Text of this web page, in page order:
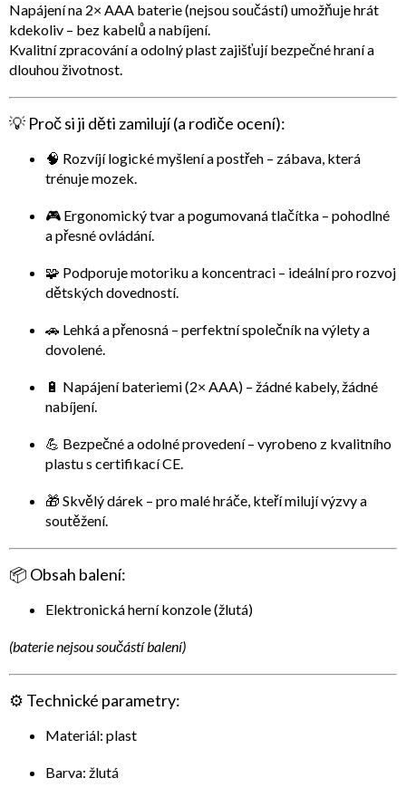
Napájení na 2× AAA baterie (nejsou součástí)umožňuje hrát
kdekoliv – bez kabelů a nabíjení.
Kvalitní zpracování a odolný plast zajišťují bezpečné hraní a
dlouhou životnost.
💡 Proč si ji děti zamilují (a rodiče ocení):
🧠 Rozvíjí logické myšlení a postřeh – zábava, která
trénuje mozek.
🎮 Ergonomický tvar a pogumovaná tlačítka – pohodlné
a přesné ovládání.
🧩 Podporuje motoriku a koncentraci – ideální pro rozvoj
dětských dovedností.
🚗 Lehká a přenosná – perfektní společník na výlety a
dovolené.
🔋 Napájení bateriemi (2× AAA) – žádné kabely, žádné
nabíjení.
💪 Bezpečné a odolné provedení– vyrobeno z kvalitního
plastu s certifikací CE.
🎁 Skvělý dárek – pro malé hráče, kteří milují výzvy a
soutěžení.
📦 Obsah balení:
Elektronická herní konzole (žlutá)
(baterie nejsou součástí balení)
⚙️ Technické parametry:
Materiál: plast
Barva: žlutá